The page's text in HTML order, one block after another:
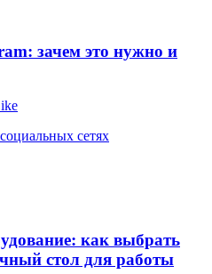
зачем это нужно и
сетях
как выбрать
стол для работы